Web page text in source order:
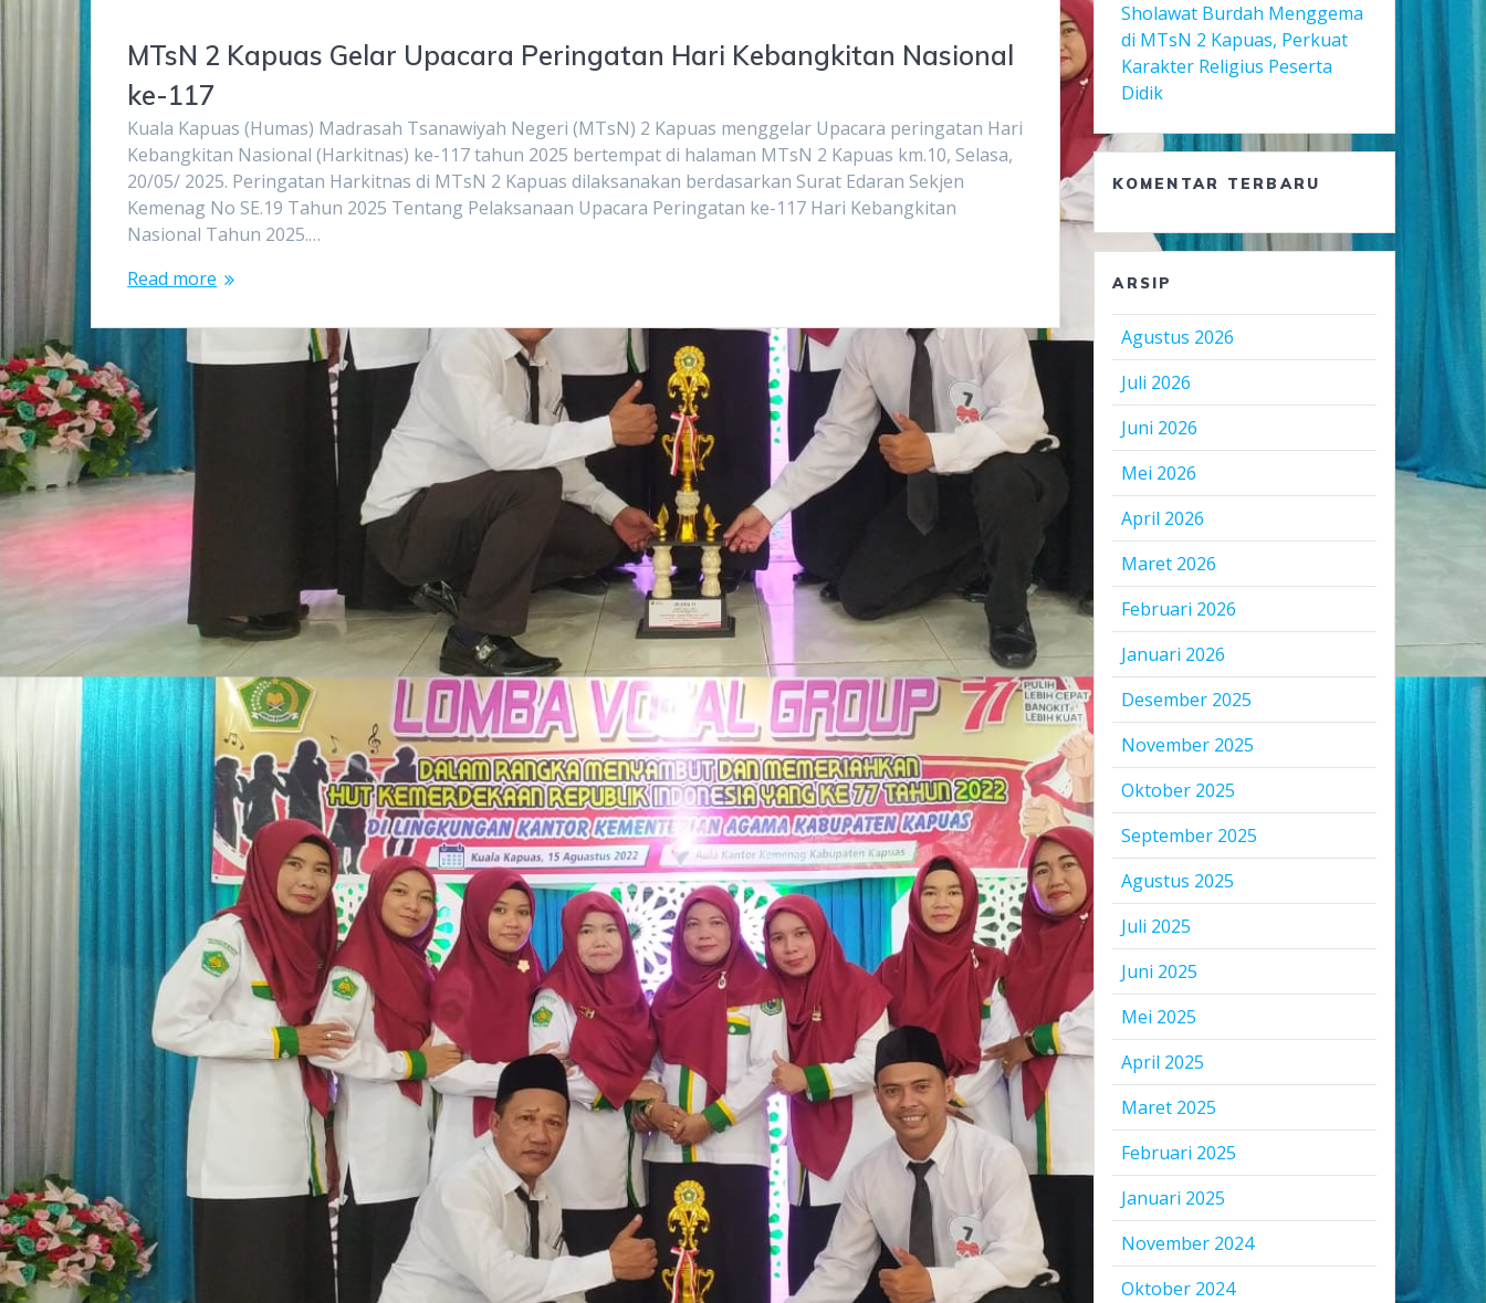
MTsN 2 Kapuas Gelar Upacara Peringatan Hari Kebangkitan Nasional
ke-117
Kuala Kapuas (Humas) Madrasah Tsanawiyah Negeri (MTsN) 2 Kapuas menggelar Upacara peringatan Hari
Kebangkitan Nasional (Harkitnas) ke-117 tahun 2025 bertempat di halaman MTsN 2 Kapuas km.10, Selasa,
20/05/ 2025. Peringatan Harkitnas di MTsN 2 Kapuas dilaksanakan berdasarkan Surat Edaran Sekjen
Kemenag No SE.19 Tahun 2025 Tentang Pelaksanaan Upacara Peringatan ke-117 Hari Kebangkitan
Nasional Tahun 2025.…
Read more
Sholawat Burdah Menggema
di MTsN 2 Kapuas, Perkuat
Karakter Religius Peserta
Didik
KOMENTAR TERBARU
ARSIP
Agustus 2026
Juli 2026
Juni 2026
Mei 2026
April 2026
Maret 2026
Februari 2026
Januari 2026
Desember 2025
November 2025
Oktober 2025
September 2025
Agustus 2025
Juli 2025
Juni 2025
Mei 2025
April 2025
Maret 2025
Februari 2025
Januari 2025
November 2024
Oktober 2024